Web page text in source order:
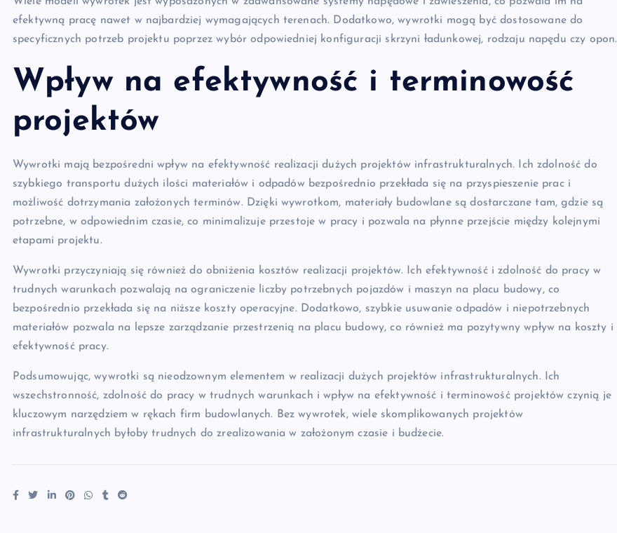
efektywną pracę nawet w najbardziej wymagających terenach. Dodatkowo, wywrotki mogą być dostosowane do
specyficznych potrzeb projektu poprzez wybór odpowiedniej konfiguracji skrzyni ładunkowej, rodzaju napędu czy opon.
Wpływ na efektywność i terminowość
projektów
Wywrotki mają bezpośredni wpływ na efektywność realizacji dużych projektów infrastrukturalnych. Ich zdolność do
szybkiego transportu dużych ilości materiałów i odpadów bezpośrednio przekłada się na przyspieszenie prac i
możliwość dotrzymania założonych terminów. Dzięki wywrotkom, materiały budowlane są dostarczane tam, gdzie są
potrzebne, w odpowiednim czasie, co minimalizuje przestoje w pracy i pozwala na płynne przejście między kolejnymi
etapami projektu.
Wywrotki przyczyniają się również do obniżenia kosztów realizacji projektów. Ich efektywność i zdolność do pracy w
trudnych warunkach pozwalają na ograniczenie liczby potrzebnych pojazdów i maszyn na placu budowy, co
bezpośrednio przekłada się na niższe koszty operacyjne. Dodatkowo, szybkie usuwanie odpadów i niepotrzebnych
materiałów pozwala na lepsze zarządzanie przestrzenią na placu budowy, co również ma pozytywny wpływ na koszty i
efektywność pracy.
Podsumowując, wywrotki są nieodzownym elementem w realizacji dużych projektów infrastrukturalnych. Ich
wszechstronność, zdolność do pracy w trudnych warunkach i wpływ na efektywność i terminowość projektów czynią je
kluczowym narzędziem w rękach firm budowlanych. Bez wywrotek, wiele skomplikowanych projektów
infrastrukturalnych byłoby trudnych do zrealizowania w założonym czasie i budżecie.